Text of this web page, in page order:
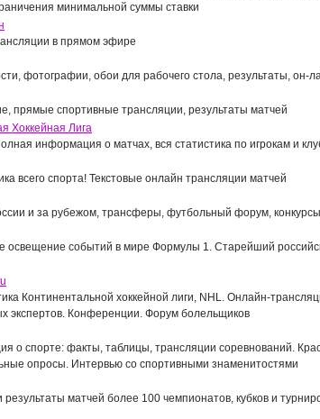
минимальной суммы ставки
в прямом эфире
фотографии, обои для рабочего стола, результаты, он-
прямые спортивные трансляции, результаты матчей
Хоккейная Лига
информация о матчах, вся статистика по игрокам и
всего спорта! Текстовые онлайн трансляции матчей
и за рубежом, трансферы, футбольный форум,
освещение событий в мире Формулы 1. Старейший
Континентальной хоккейной лиги, NHL. Онлайн-
экспертов. Конференции. Форум болельщиков
о спорте: факты, таблицы, трансляции соревнований.
опросы. Интервью со спортивными знаменитостями
матчей более 100 чемпионатов, кубков и